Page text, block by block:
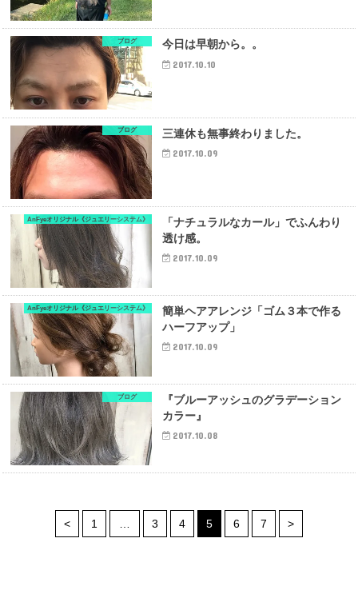
ブログ 今日は早朝から。。
2017.10.10
ブログ 三連休も無事終わりました。
2017.10.09
AnFyeオリジナル《ジュエリーシステム》
「ナチュラルなカール」でふんわり
透け感。
2017.10.09
AnFyeオリジナル《ジュエリーシステム》
簡単ヘアアレンジ「ゴム３本で作る
ハーフアップ」
2017.10.09
ブログ
『ブルーアッシュのグラデーション
カラー』
2017.10.08
< 1 3 4 5 6 7 >